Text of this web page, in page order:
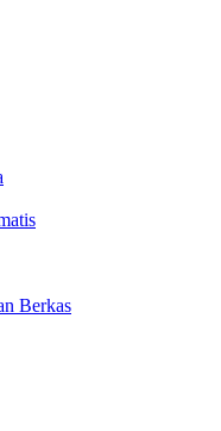
Berkas